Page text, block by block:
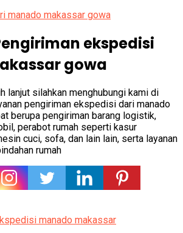
ekspedisi
gowa
lanjut silahkan menghubungi kami di
pengiriman ekspedisi dari manado
berupa pengiriman barang logistik,
perabot rumah seperti kasur
cuci, sofa, dan lain lain, serta layanan
rumah
manado makassar